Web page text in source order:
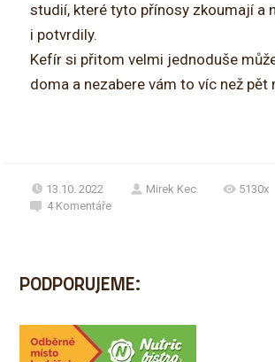
studií, které tyto přínosy zkoumají a
i potvrdily.
Kefír si přitom velmi jednoduše
doma a nezabere vám to víc než pět
13.10. 2022 Mirek Kec
5130x
4 Komentáře
PODPORUJEME: